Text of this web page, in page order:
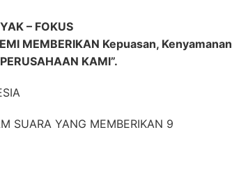
– FOKUS
MEMBERIKAN Kepuasan, Kenyamanan
KAMI”.
SUARA YANG MEMBERIKAN 9